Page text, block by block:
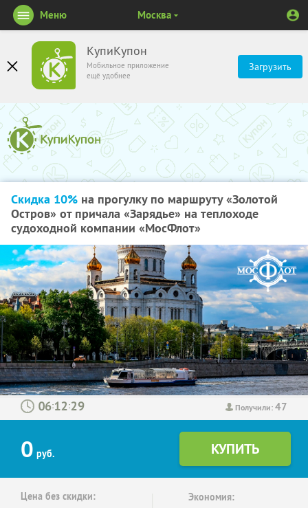
КупиКупон
Мобильное приложение
ещё удобнее
Загрузить
Меню Москва
Скидка 10% на прогулку по маршруту «Золотой
Остров» от причала «Зарядье» на теплоходе
судоходной компании «МосФлот»
Получили:47
: :
0 руб.
Цена без скидки: Экономия: